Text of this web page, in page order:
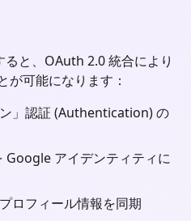
と、OAuth 2.0 統合により
が可能になります：
」認証 (Authentication) の
Google アイデンティティに
ロフィール情報を同期